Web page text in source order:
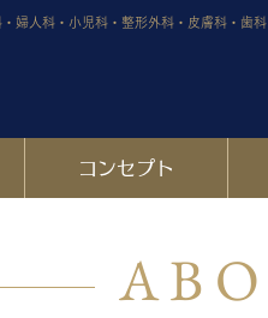
婦人科・小児科・整形外科・皮膚科・歯
コンセプト